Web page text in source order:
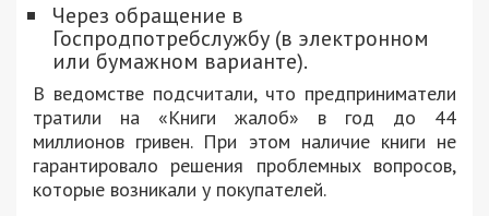
Через обращение в
Госпродпотребслужбу (в электронном
или бумажном варианте).
В ведомстве подсчитали, что предприниматели
тратили на «Книги жалоб» в год до 44
миллионов гривен. При этом наличие книги не
гарантировало решения проблемных вопросов,
которые возникали у покупателей.